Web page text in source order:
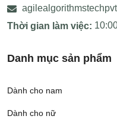
Thời gian làm việc:
Danh mục sản phẩm
Dành cho nam
Dành cho nữ